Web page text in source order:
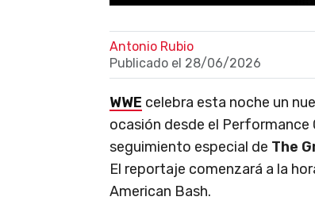
Antonio Rubio
Publicado el 28/06/2026
WWE celebra esta noche un
ocasión desde el Performance
seguimiento especial de The
El reportaje comenzará a la
American Bash.